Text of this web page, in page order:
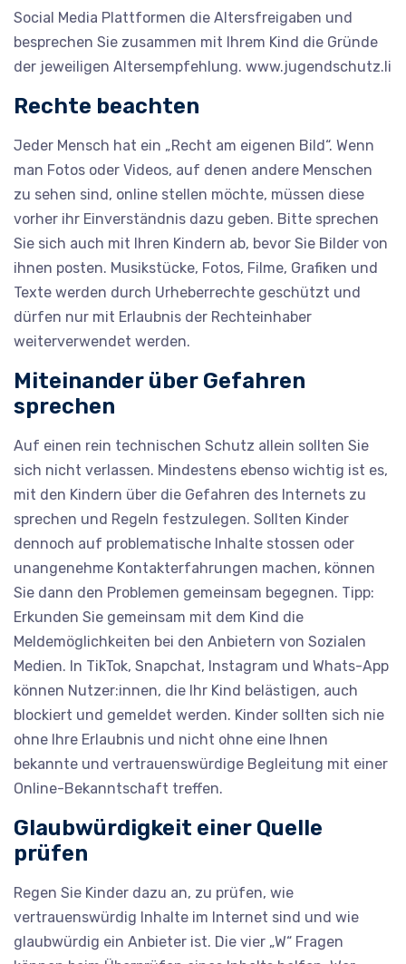
Social Media Plattformen die Altersfreigaben und
besprechen Sie zusammen mit Ihrem Kind die Gründe
der jeweiligen Altersempfehlung. www.jugendschutz.li
Rechte beachten
Jeder Mensch hat ein „Recht am eigenen Bild“. Wenn
man Fotos oder Videos, auf denen andere Menschen
zu sehen sind, online stellen möchte, müssen diese
vorher ihr Einverständnis dazu geben. Bitte sprechen
Sie sich auch mit Ihren Kindern ab, bevor Sie Bilder von
ihnen posten. Musikstücke, Fotos, Filme, Grafiken und
Texte werden durch Urheberrechte geschützt und
dürfen nur mit Erlaubnis der Rechteinhaber
weiterverwendet werden.
Miteinander über Gefahren
sprechen
Auf einen rein technischen Schutz allein sollten Sie
sich nicht verlassen. Mindestens ebenso wichtig ist es,
mit den Kindern über die Gefahren des Internets zu
sprechen und Regeln festzulegen. Sollten Kinder
dennoch auf problematische Inhalte stossen oder
unangenehme Kontakterfahrungen machen, können
Sie dann den Problemen gemeinsam begegnen. Tipp:
Erkunden Sie gemeinsam mit dem Kind die
Meldemöglichkeiten bei den Anbietern von Sozialen
Medien. In TikTok, Snapchat, Instagram und Whats-App
können Nutzer:innen, die Ihr Kind belästigen, auch
blockiert und gemeldet werden. Kinder sollten sich nie
ohne Ihre Erlaubnis und nicht ohne eine Ihnen
bekannte und vertrauenswürdige Begleitung mit einer
Online-Bekanntschaft treffen.
Glaubwürdigkeit einer Quelle
prüfen
Regen Sie Kinder dazu an, zu prüfen, wie
vertrauenswürdig Inhalte im Internet sind und wie
glaubwürdig ein Anbieter ist. Die vier „W“ Fragen